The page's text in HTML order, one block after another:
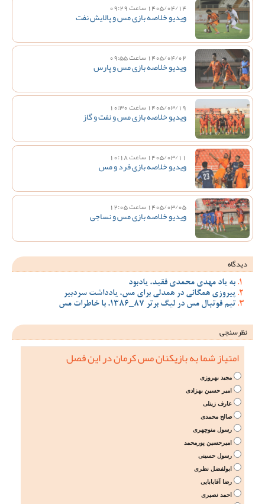
1405/04/14 ساعت 09:29
ویدیو خلاصه بازی مس و پالایش نفت
1405/04/02 ساعت 09:55
ویدیو خلاصه بازی مس و پارس
1405/03/19 ساعت 10:30
ویدیو خلاصه بازی مس و نفت و گاز
1405/03/11 ساعت 10:18
ویدیو خلاصه بازی فرد و مس
1405/03/05 ساعت 12:05
ویدیو خلاصه بازی مس و نساجی
دیدگاه
به یاد مهدی محمدی فقید، یادبود
پیروزی همگانی در همدلی برای مس، یادداشت سردبیر
تیم فوتبال مس در لیگ برتر 87_1386، با خاطرات مس
نظرسنجی
امتیاز شما به بازیکنان مس کرمان در این فصل
مجید بهروزی
امیر حسین بهزادی
عارف زینلی
صالح محمدی
رسول منوچهری
امیرحسین پورمحمد
رسول حسینی
ابولفضل نظری
رضا آقابابایی
احمد نصیری